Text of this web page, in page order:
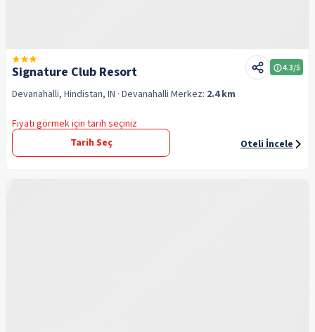
Signature Club Resort 4.3/5
Devanahalli, Hindistan, IN · Devanahalli Merkez: 2.4 km
Fiyatı görmek için tarih seçiniz
Tarih Seç
Oteli İncele